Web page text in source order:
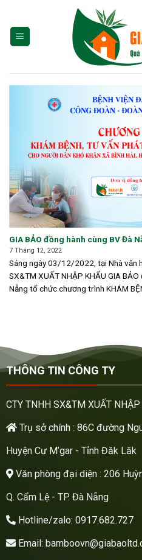
content
GIA BẢO đồng hành cùng BV Đà
VẤN PHÁT THUỐC VÀ TẶNG QUÀ
Quảng Nam
7 Tháng 12, 2022
Sáng ngày 03/12/2022, tại Nhà văn
SX&TM XUẤT NHẬP KHẨU GIA
Nẵng tổ chức chương trình KHÁM
THÔNG TIN CÔNG TY
CTY TNHH SX&TM XUẤT
Trụ sở chính : 86C đường
Huyện Cư M’gar - Tỉnh Đăk Lăk
Văn phòng đại diện : 206
Q. Cẩm Lệ - TP. Đà Nẵng
Hotline/zalo: 0917.682.727
Email: